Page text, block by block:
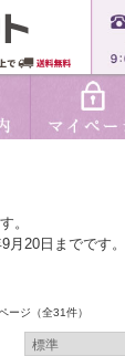
。
月20日までです。
ージ （全31件）